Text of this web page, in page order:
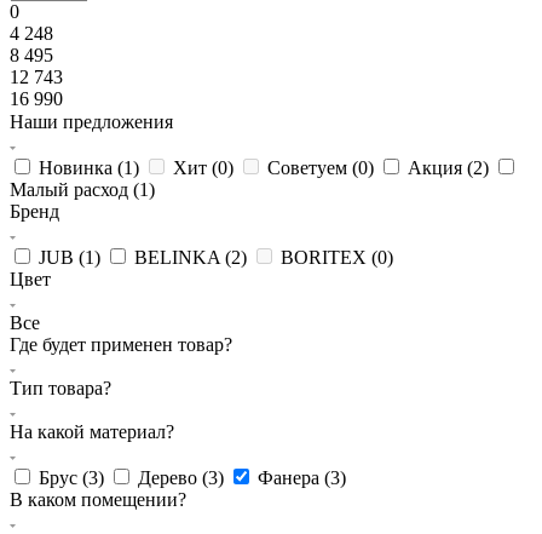
0
4 248
8 495
12 743
16 990
Наши предложения
Новинка (1) Хит (0) Советуем (0) Акция (2)
Малый расход (1)
Бренд
JUB (1) BELINKA (2) BORITEX (0)
Цвет
Все
Где будет применен товар?
Тип товара?
На какой материал?
Брус (3) Дерево (3) Фанера (3)
В каком помещении?